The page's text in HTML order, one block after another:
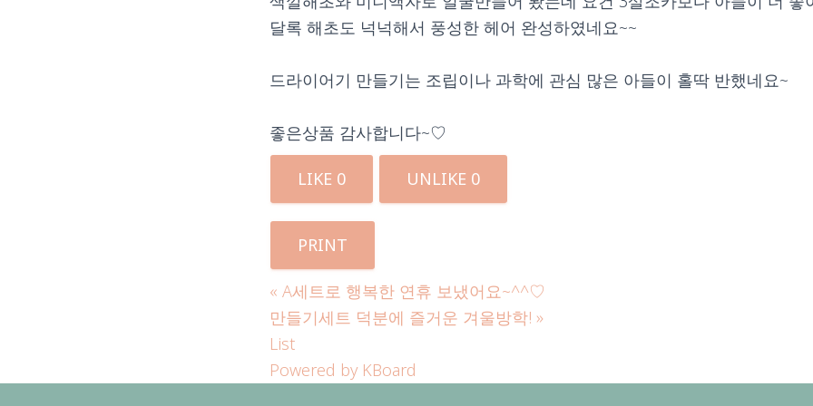
달록 해초도 넉넉해서 풍성한 헤어 완성하였네요~~
드라이어기 만들기는 조립이나 과학에 관심 많은 아들이 홀딱 반했네요~
좋은상품 감사합니다~♡
LIKE 0 UNLIKE 0
PRINT
« A세트로 행복한 연휴 보냈어요~^^♡
만들기세트 덕분에 즐거운 겨울방학! »
List
Powered by KBoard